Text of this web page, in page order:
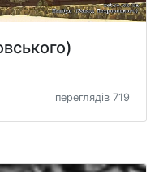
переглядів 719
💸
📌